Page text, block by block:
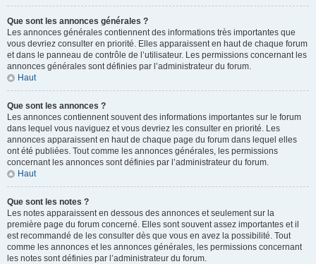
Que sont les annonces générales ?
Les annonces générales contiennent des informations très importantes que
vous devriez consulter en priorité. Elles apparaissent en haut de chaque forum
et dans le panneau de contrôle de l’utilisateur. Les permissions concernant les
annonces générales sont définies par l’administrateur du forum.
Haut
Que sont les annonces ?
Les annonces contiennent souvent des informations importantes sur le forum
dans lequel vous naviguez et vous devriez les consulter en priorité. Les
annonces apparaissent en haut de chaque page du forum dans lequel elles
ont été publiées. Tout comme les annonces générales, les permissions
concernant les annonces sont définies par l’administrateur du forum.
Haut
Que sont les notes ?
Les notes apparaissent en dessous des annonces et seulement sur la
première page du forum concerné. Elles sont souvent assez importantes et il
est recommandé de les consulter dès que vous en avez la possibilité. Tout
comme les annonces et les annonces générales, les permissions concernant
les notes sont définies par l’administrateur du forum.